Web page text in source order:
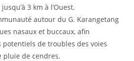
3 km à l’Ouest.
autour du G. Karangetang
nasaux et buccaux, afin
potentiels de troubles des voies
pluie de cendres.